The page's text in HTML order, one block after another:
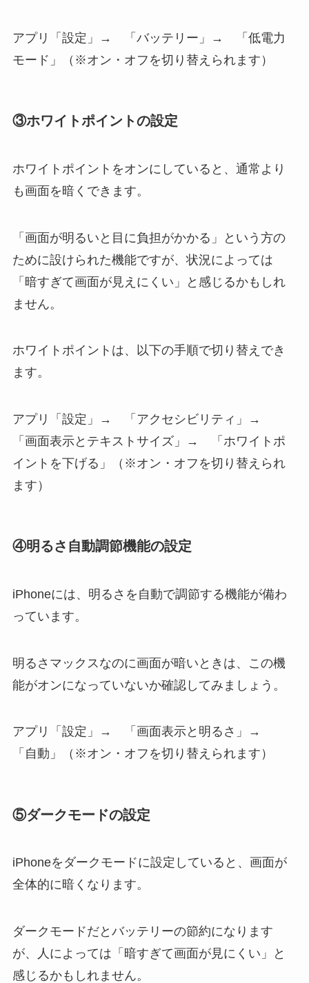
アプリ「設定」→ 「バッテリー」→ 「低電力
モード」（※オン・オフを切り替えられます）
③ホワイトポイントの設定
ホワイトポイントをオンにしていると、通常より
も画面を暗くできます。
「画面が明るいと目に負担がかかる」という方の
ために設けられた機能ですが、状況によっては
「暗すぎて画面が見えにくい」と感じるかもしれ
ません。
ホワイトポイントは、以下の手順で切り替えでき
ます。
アプリ「設定」→ 「アクセシビリティ」→
「画面表示とテキストサイズ」→ 「ホワイトポ
イントを下げる」（※オン・オフを切り替えられ
ます）
④明るさ自動調節機能の設定
iPhoneには、明るさを自動で調節する機能が備わ
っています。
明るさマックスなのに画面が暗いときは、この機
能がオンになっていないか確認してみましょう。
アプリ「設定」→ 「画面表示と明るさ」→
「自動」（※オン・オフを切り替えられます）
⑤ダークモードの設定
iPhoneをダークモードに設定していると、画面が
全体的に暗くなります。
ダークモードだとバッテリーの節約になります
が、人によっては「暗すぎて画面が見にくい」と
感じるかもしれません。